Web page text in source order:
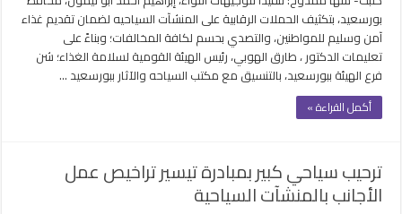
بورسعيد، بتكثيف الحملات الرقابية على المنشآت السياحيه لضمان تقديم غذاء
آمن وسليم للمواطنين، والتصدي بحسم لكافة المخالفات؛ وبناءً على
تعليمات الدكتور ، طارق الهوبي، رئيس الهيئة القومية لسلامة الغذاء؛ شن
فرع الهيئة ببورسعيد، بالتنسيق مع مكتب السياحه والآثار ببورسعيد …
أكمل القراءة »
ترحيب سياحي كبير بمبادرة تيسير تراخيص عمل
الأجانب بالمنشآت السياحية